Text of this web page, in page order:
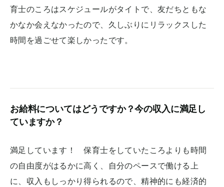
育士のころはスケジュールがタイトで、友だちともな
かなか会えなかったので、久しぶりにリラックスした
時間を過ごせて楽しかったです。
お給料についてはどうですか？今の収入に満足し
ていますか？
満足しています！ 保育士をしていたころよりも時間
の自由度がはるかに高く、自分のペースで働ける上
に、収入もしっかり得られるので、精神的にも経済的